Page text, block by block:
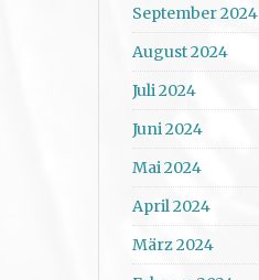
September 2024
August 2024
Juli 2024
Juni 2024
Mai 2024
April 2024
März 2024